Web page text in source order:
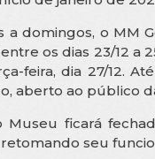
a domingos, o MM
os dias 23/12 a
feira, dia 27/12.
aberto ao público
ficará
seu